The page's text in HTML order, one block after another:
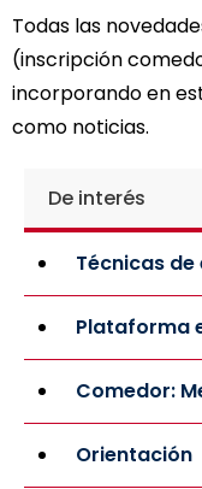
Todas las
(inscripción
incorporando en
como noticias.
De interés
Técnicas
Plataforma
Comedor:
Orientación